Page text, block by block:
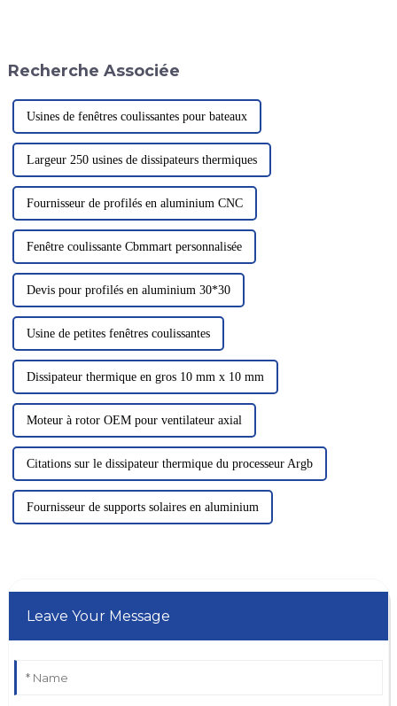
qualité aérospatiale.
Recherche Associée
Usines de fenêtres coulissantes pour bateaux
Largeur 250 usines de dissipateurs thermiques
Fournisseur de profilés en aluminium CNC
Fenêtre coulissante Cbmmart personnalisée
Devis pour profilés en aluminium 30*30
Usine de petites fenêtres coulissantes
Dissipateur thermique en gros 10 mm x 10 mm
Moteur à rotor OEM pour ventilateur axial
Citations sur le dissipateur thermique du processeur Argb
Fournisseur de supports solaires en aluminium
Leave Your Message